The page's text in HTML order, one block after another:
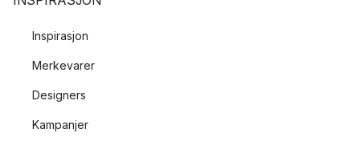
Inspirasjon
Merkevarer
Designers
Kampanjer